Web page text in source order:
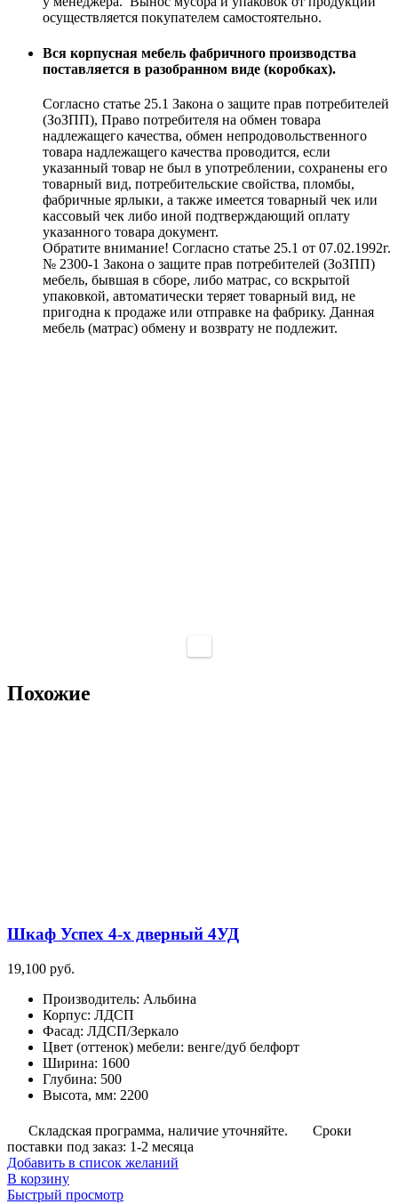
осуществляется покупателем самостоятельно.
Вся корпусная мебель фабричного производства
поставляется в разобранном виде (коробках).
Согласно статье 25.1 Закона о защите прав потребителей
(ЗоЗПП), Право потребителя на обмен товара
надлежащего качества, обмен непродовольственного
товара надлежащего качества проводится, если
указанный товар не был в употреблении, сохранены его
товарный вид, потребительские свойства, пломбы,
фабричные ярлыки, а также имеется товарный чек или
кассовый чек либо иной подтверждающий оплату
указанного товара документ.
Обратите внимание! Согласно статье 25.1 от 07.02.1992г.
№ 2300-1 Закона о защите прав потребителей (ЗоЗПП)
мебель, бывшая в сборе, либо матрас, со вскрытой
упаковкой, автоматически теряет товарный вид, не
пригодна к продаже или отправке на фабрику. Данная
мебель (матрас) обмену и возврату не подлежит.
Похожие
Шкаф Успех 4-х дверный 4УД
19,100 руб.
Производитель: Альбина
Корпус: ЛДСП
Фасад: ЛДСП/Зеркало
Цвет (оттенок) мебели: венге/дуб белфорт
Ширина: 1600
Глубина: 500
Высота, мм: 2200
Складская программа, наличие уточняйте.
Сроки
поставки под заказ: 1-2 месяца
Добавить в список желаний
В корзину
Быстрый просмотр